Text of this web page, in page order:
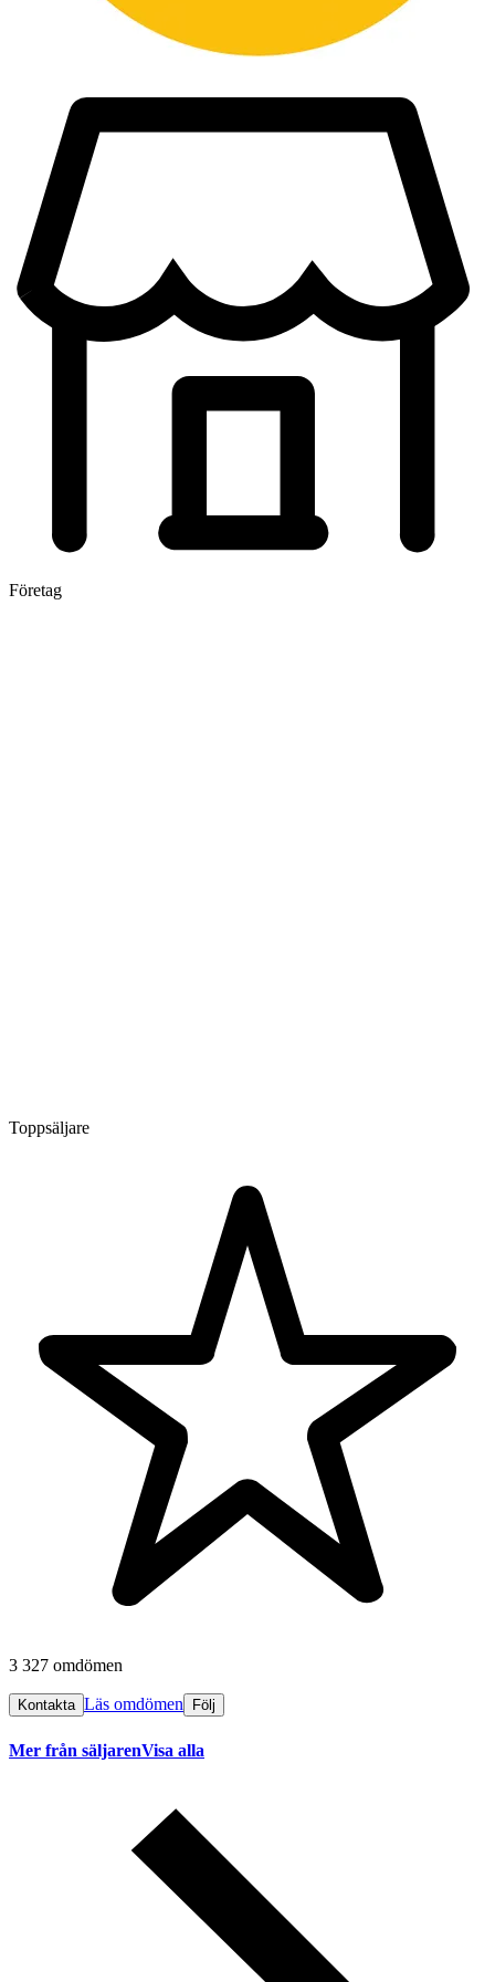
Länder vi inte skickar till är bland annat Taiwan.
Företag
Toppsäljare
3 327 omdömen
Kontakta Läs omdömen Följ
Mer från säljarenVisa alla